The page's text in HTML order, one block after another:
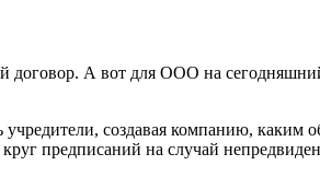
А вот для ООО на
создавая компанию, каким
предписаний на случай